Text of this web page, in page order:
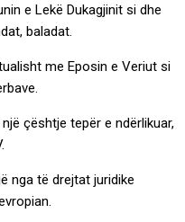
e Lekë Dukagjinit si dhe
baladat.
me Eposin e Veriut si
çështje tepër e ndërlikuar,
nga të drejtat juridike